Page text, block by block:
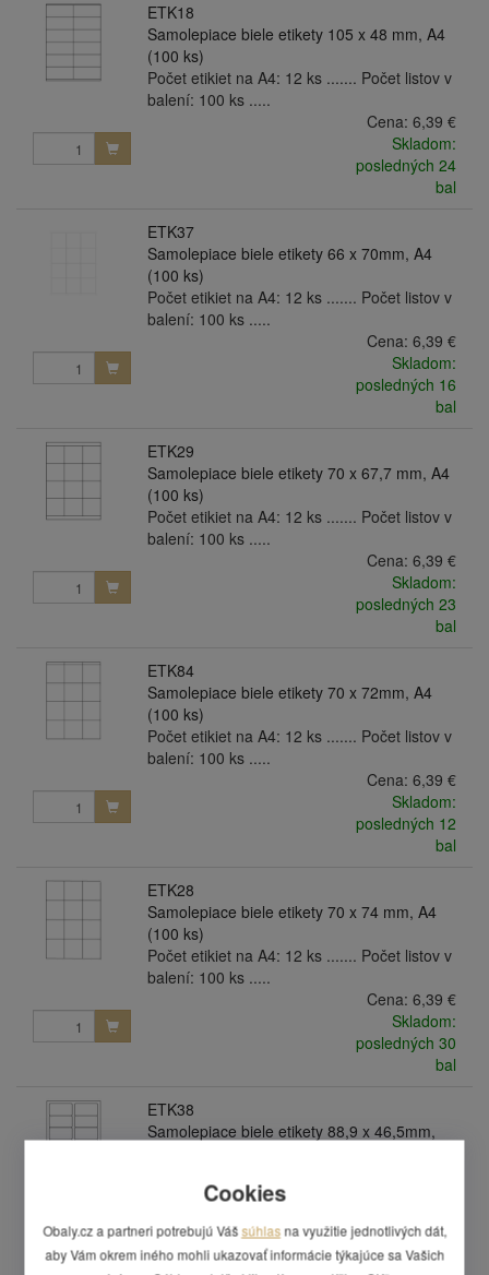
ETK18
Samolepiace biele etikety 105 x 48 mm, A4
(100 ks)
Počet etikiet na A4: 12 ks ....... Počet listov v
balení: 100 ks .....
Cena: 6,39 €
Skladom:
posledných 24
bal
ETK37
Samolepiace biele etikety 66 x 70mm, A4
(100 ks)
Počet etikiet na A4: 12 ks ....... Počet listov v
balení: 100 ks .....
Cena: 6,39 €
Skladom:
posledných 16
bal
ETK29
Samolepiace biele etikety 70 x 67,7 mm, A4
(100 ks)
Počet etikiet na A4: 12 ks ....... Počet listov v
balení: 100 ks .....
Cena: 6,39 €
Skladom:
posledných 23
bal
ETK84
Samolepiace biele etikety 70 x 72mm, A4
(100 ks)
Počet etikiet na A4: 12 ks ....... Počet listov v
balení: 100 ks .....
Cena: 6,39 €
Skladom:
posledných 12
bal
ETK28
Samolepiace biele etikety 70 x 74 mm, A4
(100 ks)
Počet etikiet na A4: 12 ks ....... Počet listov v
balení: 100 ks .....
Cena: 6,39 €
Skladom:
posledných 30
bal
ETK38
Samolepiace biele etikety 88,9 x 46,5mm,
balení: 100 ks .....
Skladom:
posledných 15
Cookies
Obaly.cz a partneri potrebujú Vášsúhlas na využitie jednotlivých dát,
aby Vám okrem iného mohli ukazovať informácie týkajúce sa Vašich